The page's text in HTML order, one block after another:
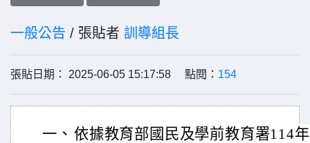
一般公告 / 張貼者 訓導組長
張貼日期： 2025-06-05 15:17:58 點閱： 154
一、 依據教育部國民及學前教育署114